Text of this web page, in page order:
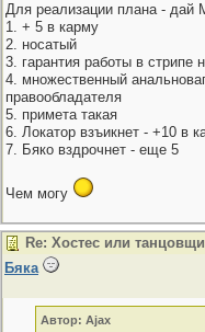
Для реализации плана - дай
1. + 5 в карму
2. носатый
3. гарантия работы в стрипе
4. множественный
правообладателя
5. примета такая
6. Локатор взъикнет - +10 в
7. Бяко вздрочнет - еще 5
Чем могу
Re: Хостес или
Бяка
Автор: Ajax